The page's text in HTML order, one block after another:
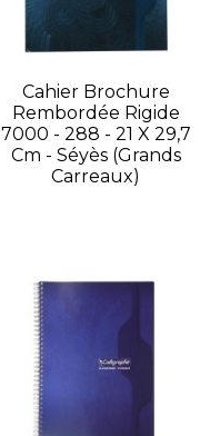
Cahier Brochure
Rembordée Rigide
7000 - 288 - 21 X 29,7
Cm - Séyès (grands
Carreaux)